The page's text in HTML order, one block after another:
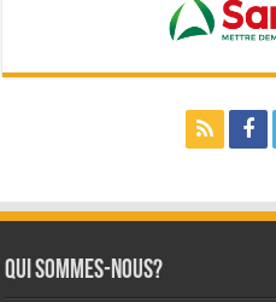
Qui sommes-nous?